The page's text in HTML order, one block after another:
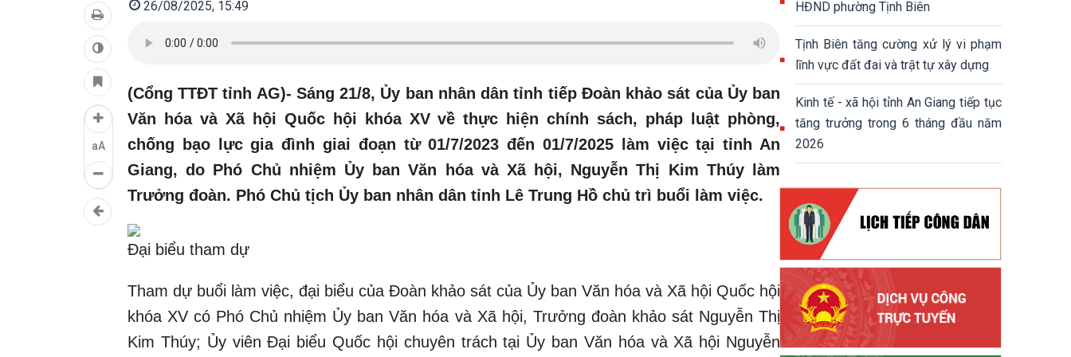
aA
26/08/2025, 15:49
(Cổng TTĐT tỉnh AG)- Sáng 21/8, Ủy ban nhân dân tỉnh tiếp Đoàn khảo sát của Ủy ban
Văn hóa và Xã hội Quốc hội khóa XV về thực hiện chính sách, pháp luật phòng,
chống bạo lực gia đình giai đoạn từ 01/7/2023 đến 01/7/2025 làm việc tại tỉnh An
Giang, do Phó Chủ nhiệm Ủy ban Văn hóa và Xã hội, Nguyễn Thị Kim Thúy làm
Trưởng đoàn. Phó Chủ tịch Ủy ban nhân dân tỉnh Lê Trung Hồ chủ trì buổi làm việc.
Đại biểu tham dự
Tham dự buổi làm việc, đại biểu của Đoàn khảo sát của Ủy ban Văn hóa và Xã hội Quốc hội
khóa XV có Phó Chủ nhiệm Ủy ban Văn hóa và Xã hội, Trưởng đoàn khảo sát Nguyễn Thị
Kim Thúy; Ủy viên Đại biểu Quốc hội chuyên trách tại Ủy ban Văn hóa và Xã hội Nguyễn
HĐND phường Tịnh Biên
Tịnh Biên tăng cường xử lý vi phạm
lĩnh vực đất đai và trật tự xây dựng
Kinh tế - xã hội tỉnh An Giang tiếp tục
tăng trưởng trong 6 tháng đầu năm
2026